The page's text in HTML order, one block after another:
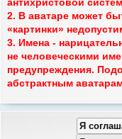
антихристовой
2. В аватаре может
«картинки»
3. Имена -
не человеческими
предупреждения.
абстрактным